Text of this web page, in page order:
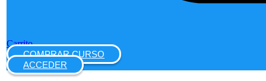
Carrito
COMPRAR CURSO
ACCEDER